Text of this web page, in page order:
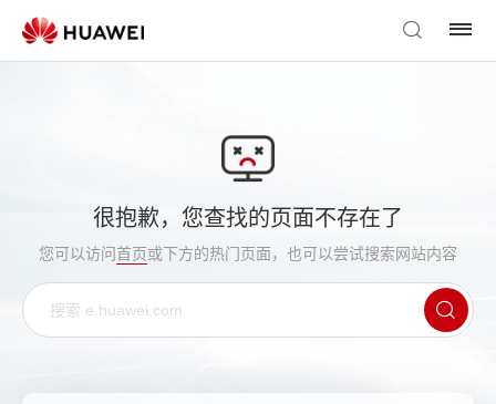
很抱歉，您查找的页面不存在了
您可以访问首页或下方的热门页面，也可以尝试搜索网站内容